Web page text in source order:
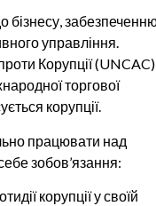
бізнесу,
управління.
Корупції
торгової
корупції.
працювати над
зобов’язання:
корупції у своїй